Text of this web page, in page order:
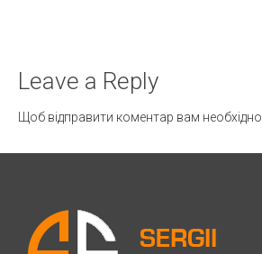
Leave a Reply
Щоб відправити коментар вам необхідно